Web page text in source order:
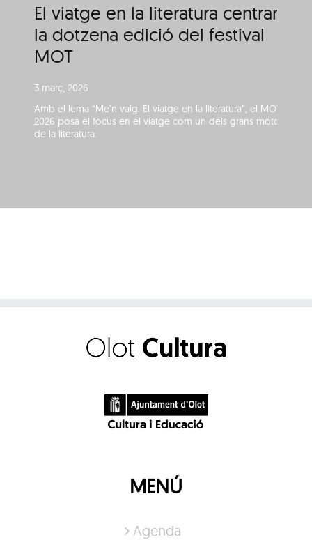
El viatge en la literatura centrarà
la dotzena edició del festival
MOT
3 març, 2026
Amb el lema “Me’n vaig. El viatge en la literatura”, el MOT
2026 posa el focus en el viatge com un dels grans motors
de la literatura.
MENÚ
Agenda